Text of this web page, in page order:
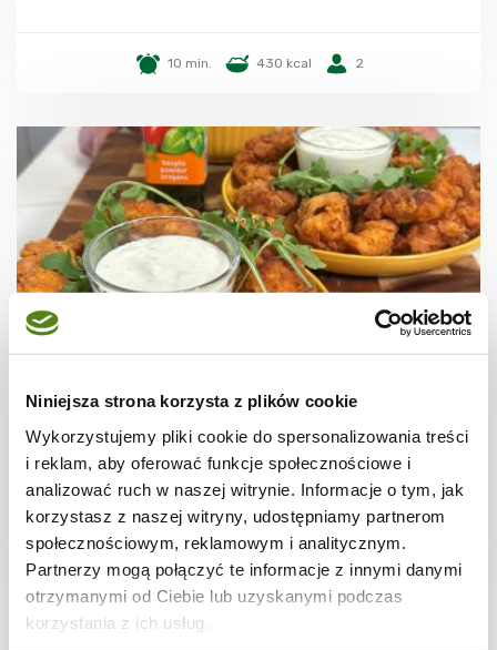
Niniejsza strona korzysta z plików cookie
Wykorzystujemy pliki cookie do spersonalizowania treści
i reklam, aby oferować funkcje społecznościowe i
analizować ruch w naszej witrynie. Informacje o tym, jak
korzystasz z naszej witryny, udostępniamy partnerom
społecznościowym, reklamowym i analitycznym.
Partnerzy mogą połączyć te informacje z innymi danymi
otrzymanymi od Ciebie lub uzyskanymi podczas
korzystania z ich usług.
10 min. 430 kcal 2
WIDEO
MENU MALUCHA
Stripsy z kurczaka z ziołowym sosem
1 godz. 3306 kcal 4